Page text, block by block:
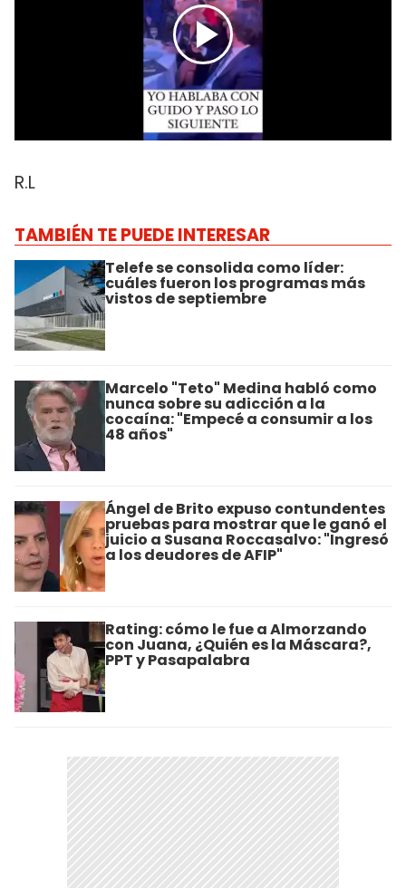
R.L
TAMBIÉN TE PUEDE INTERESAR
Telefe se consolida como líder:
cuáles fueron los programas más
vistos de septiembre
Marcelo "Teto" Medina habló como
nunca sobre su adicción a la
cocaína: "Empecé a consumir a los
48 años"
Ángel de Brito expuso contundentes
pruebas para mostrar que le ganó el
juicio a Susana Roccasalvo: "Ingresó
a los deudores de AFIP"
Rating: cómo le fue a Almorzando
con Juana, ¿Quién es la Máscara?,
PPT y Pasapalabra